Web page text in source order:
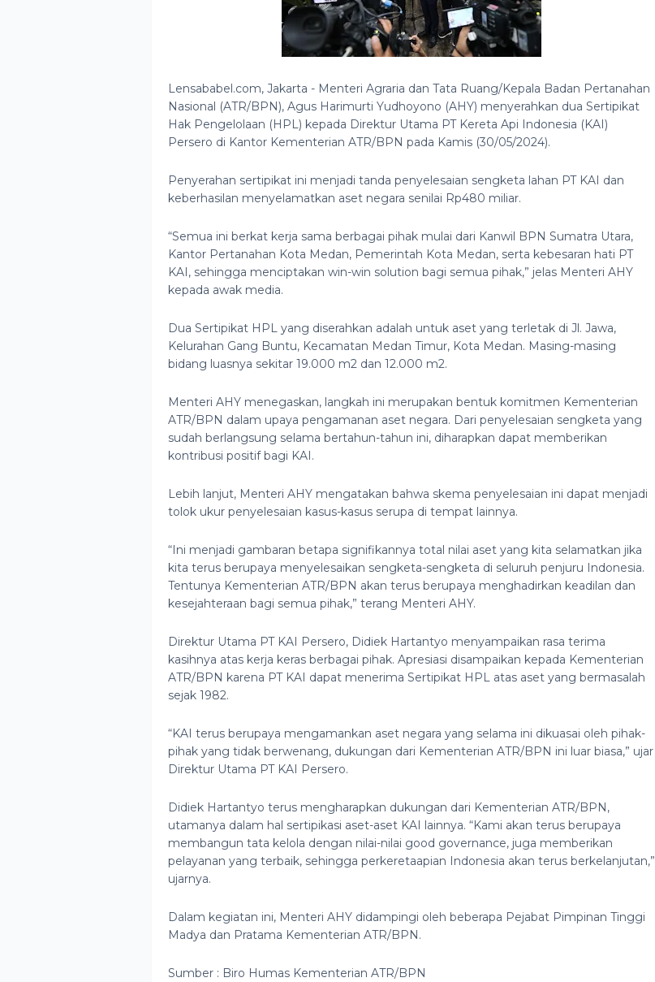
Lensababel.com, Jakarta - Menteri Agraria dan Tata Ruang/Kepala Badan Pertanahan
Nasional (ATR/BPN), Agus Harimurti Yudhoyono (AHY) menyerahkan dua Sertipikat
Hak Pengelolaan (HPL) kepada Direktur Utama PT Kereta Api Indonesia (KAI)
Persero di Kantor Kementerian ATR/BPN pada Kamis (30/05/2024).
Penyerahan sertipikat ini menjadi tanda penyelesaian sengketa lahan PT KAI dan
keberhasilan menyelamatkan aset negara senilai Rp480 miliar.
“Semua ini berkat kerja sama berbagai pihak mulai dari Kanwil BPN Sumatra Utara,
Kantor Pertanahan Kota Medan, Pemerintah Kota Medan, serta kebesaran hati PT
KAI, sehingga menciptakan win-win solution bagi semua pihak,” jelas Menteri AHY
kepada awak media.
Dua Sertipikat HPL yang diserahkan adalah untuk aset yang terletak di Jl. Jawa,
Kelurahan Gang Buntu, Kecamatan Medan Timur, Kota Medan. Masing-masing
bidang luasnya sekitar 19.000 m2 dan 12.000 m2.
Menteri AHY menegaskan, langkah ini merupakan bentuk komitmen Kementerian
ATR/BPN dalam upaya pengamanan aset negara. Dari penyelesaian sengketa yang
sudah berlangsung selama bertahun-tahun ini, diharapkan dapat memberikan
kontribusi positif bagi KAI.
Lebih lanjut, Menteri AHY mengatakan bahwa skema penyelesaian ini dapat menjadi
tolok ukur penyelesaian kasus-kasus serupa di tempat lainnya.
“Ini menjadi gambaran betapa signifikannya total nilai aset yang kita selamatkan jika
kita terus berupaya menyelesaikan sengketa-sengketa di seluruh penjuru Indonesia.
Tentunya Kementerian ATR/BPN akan terus berupaya menghadirkan keadilan dan
kesejahteraan bagi semua pihak,” terang Menteri AHY.
Direktur Utama PT KAI Persero, Didiek Hartantyo menyampaikan rasa terima
kasihnya atas kerja keras berbagai pihak. Apresiasi disampaikan kepada Kementerian
ATR/BPN karena PT KAI dapat menerima Sertipikat HPL atas aset yang bermasalah
sejak 1982.
“KAI terus berupaya mengamankan aset negara yang selama ini dikuasai oleh pihak-
pihak yang tidak berwenang, dukungan dari Kementerian ATR/BPN ini luar biasa,” ujar
Direktur Utama PT KAI Persero.
Didiek Hartantyo terus mengharapkan dukungan dari Kementerian ATR/BPN,
utamanya dalam hal sertipikasi aset-aset KAI lainnya. “Kami akan terus berupaya
membangun tata kelola dengan nilai-nilai good governance, juga memberikan
pelayanan yang terbaik, sehingga perkeretaapian Indonesia akan terus berkelanjutan,”
ujarnya.
Dalam kegiatan ini, Menteri AHY didampingi oleh beberapa Pejabat Pimpinan Tinggi
Madya dan Pratama Kementerian ATR/BPN.
Sumber : Biro Humas Kementerian ATR/BPN